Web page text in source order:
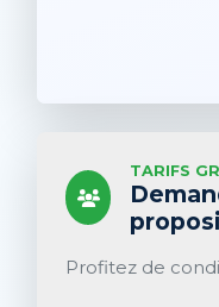
TARIFS
Profitez de